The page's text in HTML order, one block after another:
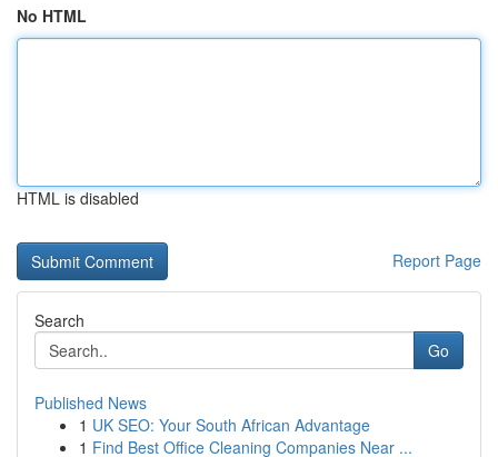
No HTML
HTML is disabled
Report Page
Search
Go
Published News
1 UK SEO: Your South African Advantage
1 Find Best Office Cleaning Companies Near ...